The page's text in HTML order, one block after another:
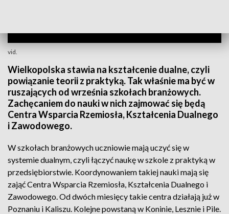
vid.
Wielkopolska stawia na kształcenie dualne, czyli
powiązanie teorii z praktyką. Tak właśnie ma być w
ruszających od września szkołach branżowych.
Zachęcaniem do nauki w nich zajmować się będą
Centra Wsparcia Rzemiosła, Kształcenia Dualnego
i Zawodowego.
W szkołach branżowych uczniowie mają uczyć się w
systemie dualnym, czyli łączyć naukę w szkole z praktyką w
przedsiębiorstwie. Koordynowaniem takiej nauki mają się
zająć Centra Wsparcia Rzemiosła, Kształcenia Dualnego i
Zawodowego. Od dwóch miesięcy takie centra działają już w
Poznaniu i Kaliszu. Kolejne powstaną w Koninie, Lesznie i Pile.